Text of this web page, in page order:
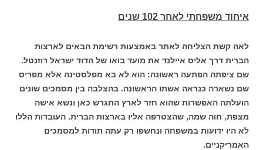
איחוד משפחתי לאחר 102 שנים
לאה קשת הצליחה לאתר באמצעות רשימת הבאים לארצות
הברית דרך אליס איילנד את מועד בואו של הדוד ישראל רוזנטל.
שם ציפתה הפתעה ראשונה: הוא לא בא מפלסטינה אלא מפריס
שם נשארה כנראה אשתו הראשונה. בהצלבה בין מסמכים שונים
הועלתה האפשרות שהוא חזר לארץ התגרש כאן ונשא אישה
מצפת, חוה שמה, שהצטרפה אליו בארצות הברית. העובדות הללו
לא היו ידועות במשפחה ונחשפו רק עתה תודות למסמכים
האמריקניים.